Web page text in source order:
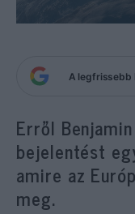
A legfrissebb
Erről
bejelentést
amire az
meg.